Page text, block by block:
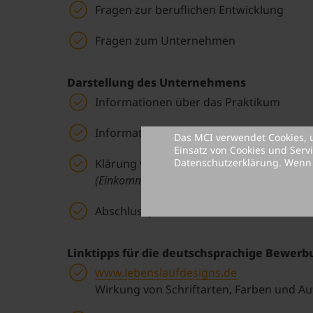
Fragen zur beruflichen Entwicklung
Fragen zum Unternehmen
Darstellung des Unternehmens
Informationen über das Praktikum
Informationen über das Unternehmen
Klärung vertraglicher Fragen
(Einkommen, Sozialleistungen,
Abschlussphase, evtl. neue
Linktipps für die deutschsprachige
www.lebenslaufdesigns.de
Wirkung von Schriftarten, Farben und
Das MCI verwendet
Einsatz von Cookies und
Datenschutzerklärung.